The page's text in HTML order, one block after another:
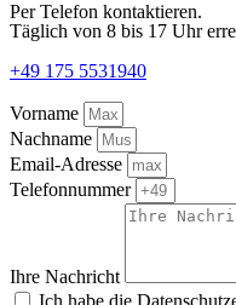
Per Telefon kontaktieren.
Täglich von 8 bis 17 Uhr
+49 175 5531940
Vorname
Nachname
Email-Adresse
Telefonnummer
Ihre Nachricht
Ich habe die